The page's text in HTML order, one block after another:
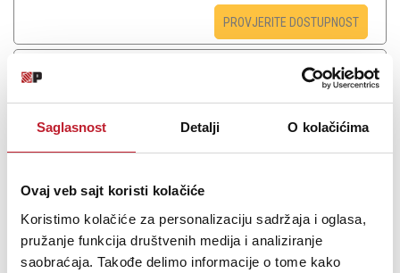
Saglasnost Detalji O kolačićima
Ovaj veb sajt koristi kolačiće
Koristimo kolačiće za personalizaciju sadržaja i oglasa,
pružanje funkcija društvenih medija i analiziranje
saobraćaja. Takođe delimo informacije o tome kako
PROVJERITE DOSTUPNOST